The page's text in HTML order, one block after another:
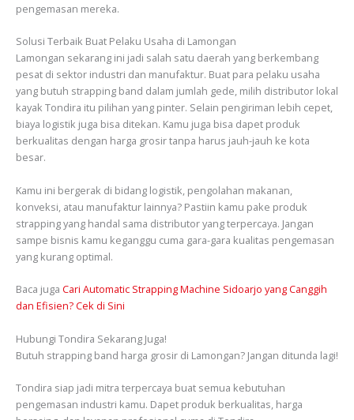
pengemasan mereka.
Solusi Terbaik Buat Pelaku Usaha di Lamongan
Lamongan sekarang ini jadi salah satu daerah yang berkembang
pesat di sektor industri dan manufaktur. Buat para pelaku usaha
yang butuh strapping band dalam jumlah gede, milih distributor lokal
kayak Tondira itu pilihan yang pinter. Selain pengiriman lebih cepet,
biaya logistik juga bisa ditekan. Kamu juga bisa dapet produk
berkualitas dengan harga grosir tanpa harus jauh-jauh ke kota
besar.
Kamu ini bergerak di bidang logistik, pengolahan makanan,
konveksi, atau manufaktur lainnya? Pastiin kamu pake produk
strapping yang handal sama distributor yang terpercaya. Jangan
sampe bisnis kamu keganggu cuma gara-gara kualitas pengemasan
yang kurang optimal.
Baca juga Cari Automatic Strapping Machine Sidoarjo yang Canggih
dan Efisien? Cek di Sini
Hubungi Tondira Sekarang Juga!
Butuh strapping band harga grosir di Lamongan? Jangan ditunda lagi!
Tondira siap jadi mitra terpercaya buat semua kebutuhan
pengemasan industri kamu. Dapet produk berkualitas, harga